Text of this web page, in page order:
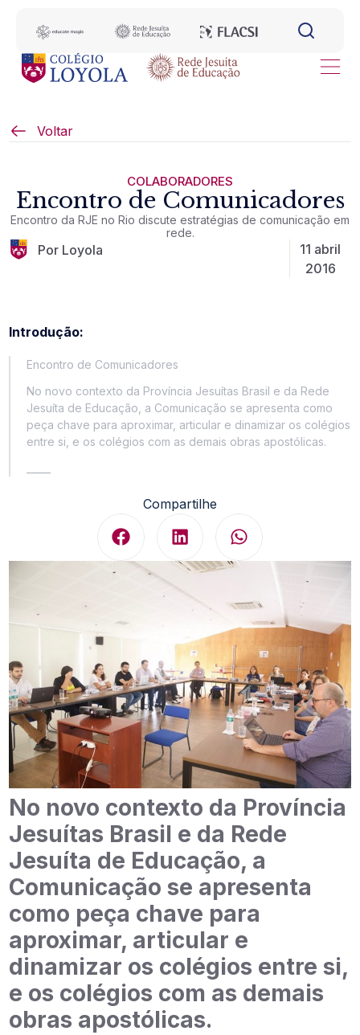
Voltar
COLABORADORES
Encontro de Comunicadores
Encontro da RJE no Rio discute estratégias de comunicação em
rede.
Por Loyola
11 abril
2016
Introdução:
Encontro de Comunicadores
No novo contexto da Província Jesuítas Brasil e da Rede
Jesuíta de Educação, a Comunicação se apresenta como
peça chave para aproximar, articular e dinamizar os colégios
entre si, e os colégios com as demais obras apostólicas.
Compartilhe
No novo contexto da Província
Jesuítas Brasil e da Rede
Jesuíta de Educação, a
Comunicação se apresenta
como peça chave para
aproximar, articular e
dinamizar os colégios entre si,
e os colégios com as demais
obras apostólicas.